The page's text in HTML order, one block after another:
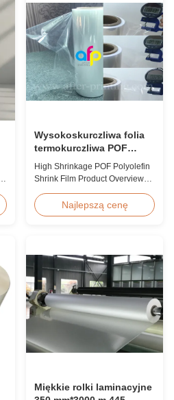
Wysokoskurczliwa folia
termokurczliwa POF
poliolefinowa 12,5
mikrona 15 mikronów 19
High Shrinkage POF Polyolefin
Shrink Film Product Overview
Polyolefin Shrink Film available
in 12.5micron, 15micron,
Polyolefin POF Heat Shrink
Wrap Film Material: PP + PE
Shrinkage Ratio: Over 60% ...
Najlepszą cenę
Miękkie rolki laminacyjne